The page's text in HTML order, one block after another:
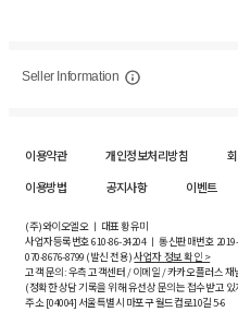
Seller Information
이용약관 개인정보처리방침
이용방법
공지사항 이벤트
(주)와이오엘오 ㅣ 대표 황유미
사업자등록번호610-86-34204ㅣ 통신판매번호
070-8676-8799 (발신 전용)사업자 정보 확인 >
고객 문의: 우측 고객센터 / 이메일 / 카카오플러스
(정확한 상담 기록을 위해 유선상 문의는 접수받고
주소 [04004] 서울특별시 마포구 월드컵로10길5-6